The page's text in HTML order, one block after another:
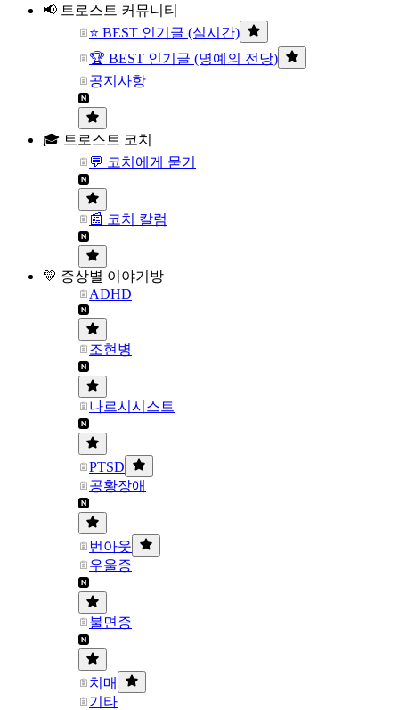
📢 트로스트 커뮤니티
⭐ BEST 인기글 (실시간)
🏆 BEST 인기글 (명예의 전당)
공지사항
🎓 트로스트 코치
💬 코치에게 묻기
📰 코치 칼럼
💛 증상별 이야기방
ADHD
조현병
나르시시스트
PTSD
공황장애
번아웃
우울증
불면증
치매
기타